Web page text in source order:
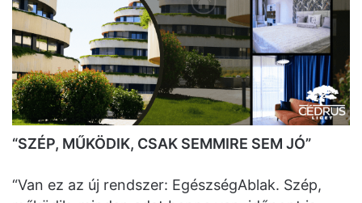
“SZÉP, MŰKÖDIK, CSAK SEMMIRE SEM JÓ”
“Van ez az új rendszer: EgészségAblak. Szép,